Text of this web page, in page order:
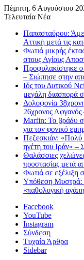
Πέμπτη, 6 Αυγούστου
Τελευταία Νέα
Παπασταύρου:
Αττική μετά τις
Φωτιά μικρής
στους Αγίους
Προφυλακίστηκε ο
– Σιώπησε στην
Ιός του Δυτικού
μεγάλη διασπορά
Δολοφονία
26χρονος Αφγανός
Marfin: Το βράδυ
για τον φονικό
Πεζεσκιάν: «Πολύ
ηγέτη του Ιράν» –
Θαλάσσιες
προστασίας μετά
Φωτιά σε εξέλιξη
Υπόθεση Μυστρά:
«παθολογική
Facebook
YouTube
Instagram
Σύνδεση
Τυχαία Άρθρα
Sidebar